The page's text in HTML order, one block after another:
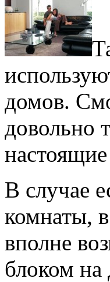
домов.
довольно
В случае
комнаты,
вполне
блоком